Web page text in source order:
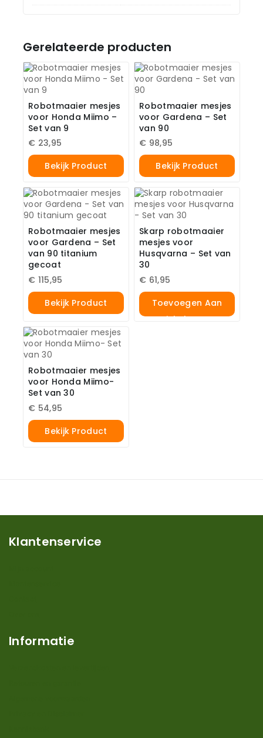
Gerelateerde producten
Robotmaaier mesjes
voor Honda Miimo –
Set van 9
€ 23,95
Bekijk Product
Robotmaaier mesjes
voor Gardena – Set
van 90
€ 98,95
Bekijk Product
Robotmaaier mesjes
voor Gardena – Set
van 90 titanium
gecoat
€ 115,95
Bekijk Product
Skarp robotmaaier
mesjes voor
Husqvarna – Set van
30
€ 61,95
Toevoegen Aan
Winkelwagen
Robotmaaier mesjes
voor Honda Miimo-
Set van 30
€ 54,95
Bekijk Product
Klantenservice
Informatie